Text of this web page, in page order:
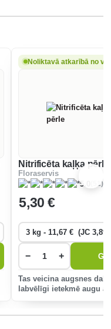
Noliktavā atkarībā no
Nitrificēta kaļķa pērle
Floraservis
5.0
(51)
5,30 €
− +
Tas veicina augsnes
labvēlīgi ietekmē augu